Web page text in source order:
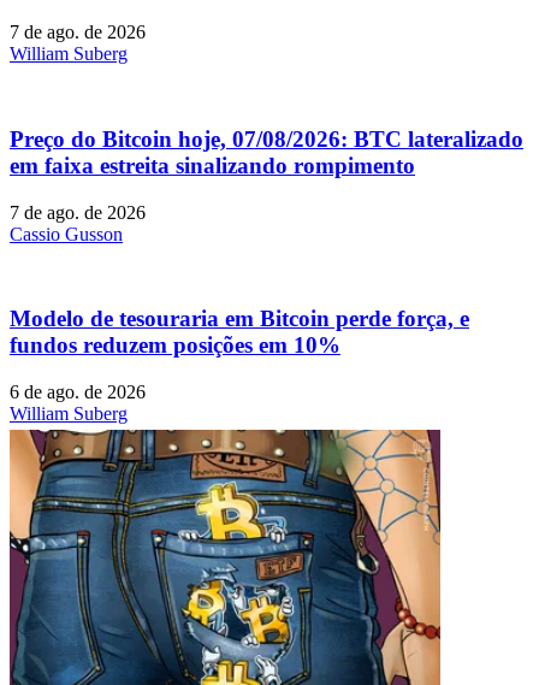
7 de ago. de 2026
William Suberg
Preço do Bitcoin hoje, 07/08/2026: BTC lateralizado
em faixa estreita sinalizando rompimento
7 de ago. de 2026
Cassio Gusson
Modelo de tesouraria em Bitcoin perde força, e
fundos reduzem posições em 10%
6 de ago. de 2026
William Suberg